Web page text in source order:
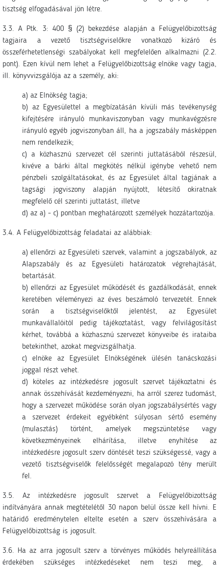
tisztség elfogadásával jön létre.
3.3. A Ptk. 3: 400 § (2) bekezdése alapján a Felügyelőbizottság
tagjaira a vezető tisztségviselőkre vonatkozó kizáró és
összeférhetetlenségi szabályokat kell megfelelően alkalmazni (2.2.
pont). Ezen kívül nem lehet a Felügyelőbizottság elnöke vagy tagja,
ill. könyvvizsgálója az a személy, aki:
a) az Elnökség tagja;
b) az Egyesülettel a megbízatásán kívüli más tevékenység
kifejtésére irányuló munkaviszonyban vagy munkavégzésre
irányuló egyéb jogviszonyban áll, ha a jogszabály másképpen
nem rendelkezik;
c) a közhasznú szervezet cél szerinti juttatásából részesül,
kivéve a bárki által megkötés nélkül igénybe vehető nem
pénzbeli szolgáltatásokat, és az Egyesület által tagjának a
tagsági jogviszony alapján nyújtott, létesítő okiratnak
megfelelő cél szerinti juttatást, illetve
d) az a) - c) pontban meghatározott személyek hozzátartozója.
3.4. A Felügyelőbizottság feladatai az alábbiak:
a) ellenőrzi az Egyesületi szervek, valamint a jogszabályok, az
Alapszabály és az Egyesületi határozatok végrehajtását,
betartását.
b) ellenőrzi az Egyesület működését és gazdálkodását, ennek
keretében véleményezi az éves beszámoló tervezetét. Ennek
során a tisztségviselőktől jelentést, az Egyesület
munkavállalóitól pedig tájékoztatást, vagy felvilágosítást
kérhet, továbbá a közhasznú szervezet könyveibe és irataiba
betekinthet, azokat megvizsgálhatja.
c) elnöke az Egyesület Elnökségének ülésén tanácskozási
joggal részt vehet.
d) köteles az intézkedésre jogosult szervet tájékoztatni és
annak összehívását kezdeményezni, ha arról szerez tudomást,
hogy a szervezet működése során olyan jogszabálysértés vagy
a szervezet érdekeit egyébként súlyosan sértő esemény
(mulasztás) történt, amelyek megszüntetése vagy
következményeinek elhárítása, illetve enyhítése az
intézkedésre jogosult szerv döntését teszi szükségessé, vagy a
vezető tisztségviselők felelősségét megalapozó tény merült
fel.
3.5. Az intézkedésre jogosult szervet a Felügyelőbizottság
indítványára annak megtételétől 30 napon belül össze kell hívni. E
határidő eredménytelen eltelte esetén a szerv összehívására a
Felügyelőbizottság is jogosult.
3.6. Ha az arra jogosult szerv a törvényes működés helyreállítása
érdekében szükséges intézkedéseket nem teszi meg, a